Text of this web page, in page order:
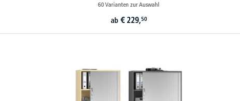
60 Varianten zur Auswahl
ab € 229,50